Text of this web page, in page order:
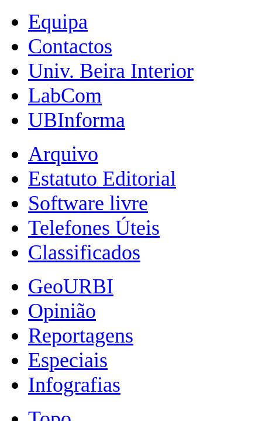
Equipa
Contactos
Univ. Beira Interior
LabCom
UBInforma
Arquivo
Estatuto Editorial
Software livre
Telefones Úteis
Classificados
GeoURBI
Opinião
Reportagens
Especiais
Infografias